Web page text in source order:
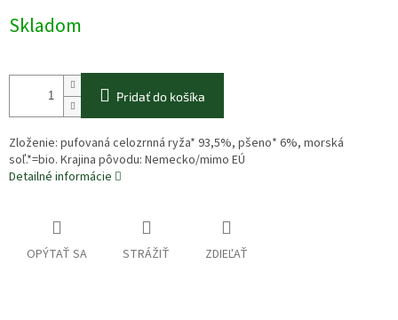
cena:
Skladom
Pridať do košíka
Zloženie: pufovaná celozrnná ryža* 93,5%, pšeno* 6%, morská
soľ.*=bio. Krajina pôvodu: Nemecko/mimo EÚ
Detailné informácie
OPÝTAŤ SA STRÁŽIŤ ZDIEĽAŤ